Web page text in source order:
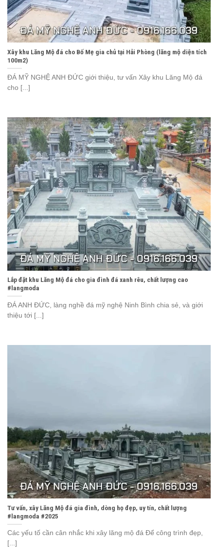
Xây khu Lăng Mộ đá cho Bố Mẹ gia chủ tại Hải Phòng (lăng mộ diện tích
100m2)
ĐÁ MỸ NGHỆ ANH ĐỨC giới thiệu, tư vấn Xây khu Lăng Mộ đá
cho [...]
Lắp đặt khu Lăng Mộ đá cho gia đình đá xanh rêu, chất lượng cao
#langmoda
ĐÁ ANH ĐỨC, làng nghề đá mỹ nghệ Ninh Bình chia sẻ, và giới
thiệu tới [...]
Tư vấn, xây Lăng Mộ đá gia đình, dòng họ đẹp, uy tín, chất lượng
#langmoda #2025
Các yếu tố cần cân nhắc khi xây lăng mộ đá Để công trình đẹp,
[...]